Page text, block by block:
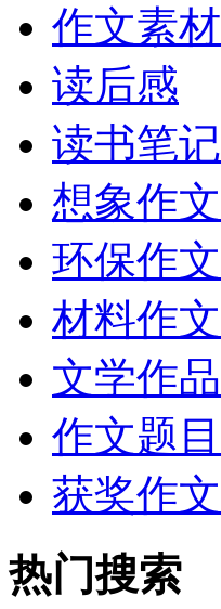
作文素材
读后感
读书笔记
想象作文
环保作文
材料作文
文学作品
作文题目
获奖作文
热门搜索